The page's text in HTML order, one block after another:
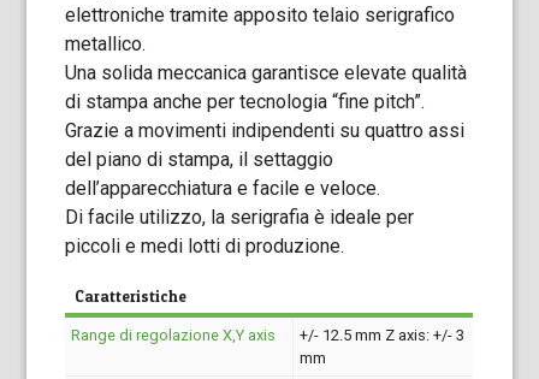
elettroniche tramite apposito telaio serigrafico
metallico.
Una solida meccanica garantisce elevate qualità
di stampa anche per tecnologia “fine pitch”.
Grazie a movimenti indipendenti su quattro assi
del piano di stampa, il settaggio
dell’apparecchiatura e facile e veloce.
Di facile utilizzo, la serigrafia è ideale per
piccoli e medi lotti di produzione.
Caratteristiche
Range di regolazione X,Y axis
+/- 12.5 mm Z axis: +/- 3
mm